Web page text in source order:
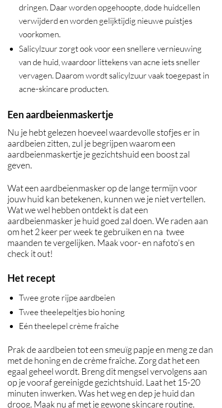
dringen. Daar worden opgehoopte, dode huidcellen
verwijderd en worden gelijktijdig nieuwe puistjes
voorkomen.
Salicylzuur zorgt ook voor een snellere vernieuwing
van de huid, waardoor littekens van acne iets sneller
vervagen. Daarom wordt salicylzuur vaak toegepast in
acne-skincare producten.
Een aardbeienmaskertje
Nu je hebt gelezen hoeveel waardevolle stofjes er in
aardbeien zitten, zul je begrijpen waarom een
aardbeienmaskertje je gezichtshuid een boost zal
geven.
Wat een aardbeienmasker op de lange termijn voor
jouw huid kan betekenen, kunnen we je niet vertellen.
Wat we wel hebben ontdekt is dat een
aardbeienmasker je huid goed zal doen. We raden aan
om het 2 keer per week te gebruiken en na twee
maanden te vergelijken. Maak voor- en nafoto’s en
check it out!
Het recept
Twee grote rijpe aardbeien
Twee theelepeltjes bio honing
Eén theelepel crème fraîche
Prak de aardbeien tot een smeuïg papje en meng ze dan
met de honing en de crème fraîche. Zorg dat het een
egaal geheel wordt. Breng dit mengsel vervolgens aan
op je vooraf gereinigde gezichtshuid. Laat het 15-20
minuten inwerken. Was het weg en dep je huid dan
droog. Maak nu af met je gewone skincare routine.